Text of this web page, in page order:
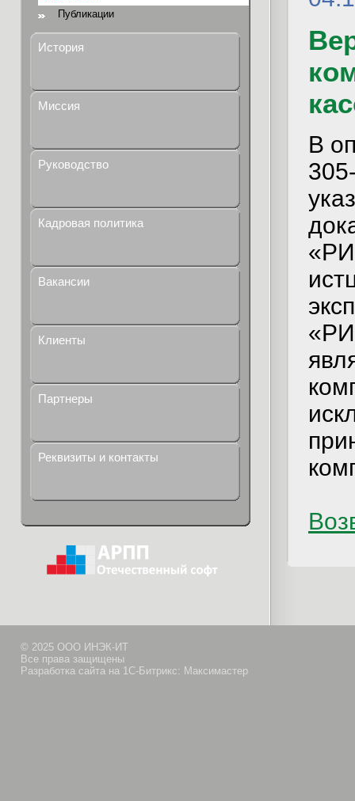
Публикации
История
Миссия
Руководство
Кадровая политика
Вакансии
Клиенты
Партнеры
Реквизиты и контакты
В
© 2025 ООО ИНЭК-ИТ
Все права защищены
Разработка сайта на 1С-Битрикс: Максимастер